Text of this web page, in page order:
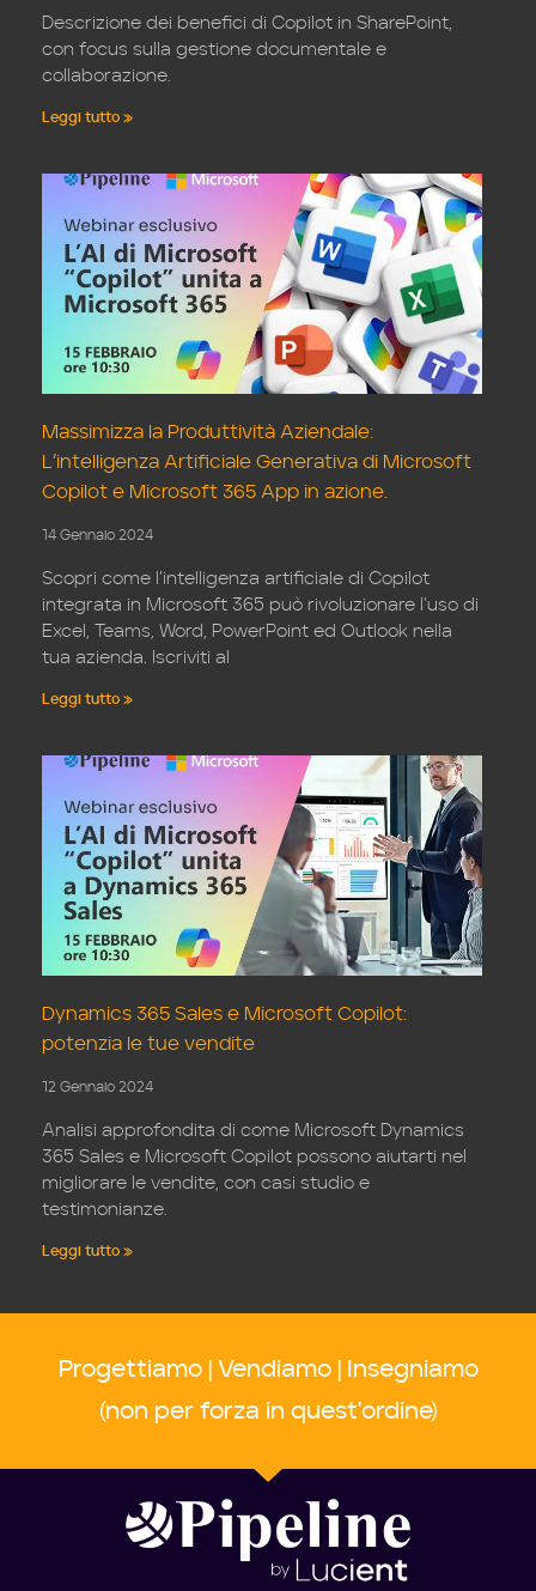
Descrizione dei benefici di Copilot in SharePoint,
con focus sulla gestione documentale e
collaborazione.
Leggi tutto »
Massimizza la Produttività Aziendale:
L’intelligenza Artificiale Generativa di Microsoft
Copilot e Microsoft 365 App in azione.
14 Gennaio 2024
Scopri come l’intelligenza artificiale di Copilot
integrata in Microsoft 365 può rivoluzionare l’uso di
Excel, Teams, Word, PowerPoint ed Outlook nella
tua azienda. Iscriviti al
Leggi tutto »
Dynamics 365 Sales e Microsoft Copilot:
potenzia le tue vendite
12 Gennaio 2024
Analisi approfondita di come Microsoft Dynamics
365 Sales e Microsoft Copilot possono aiutarti nel
migliorare le vendite, con casi studio e
testimonianze.
Leggi tutto »
Progettiamo | Vendiamo | Insegniamo
(non per forza in quest'ordine)